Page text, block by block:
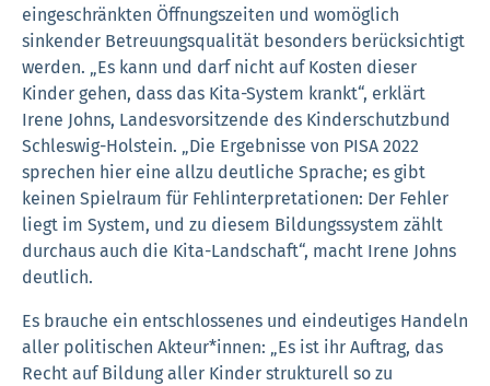
eingeschränkten Öffnungszeiten und womöglich
sinkender Betreuungsqualität besonders berücksichtigt
werden. „Es kann und darf nicht auf Kosten dieser
Kinder gehen, dass das Kita-System krankt“, erklärt
Irene Johns, Landesvorsitzende des Kinderschutzbund
Schleswig-Holstein. „Die Ergebnisse von PISA 2022
sprechen hier eine allzu deutliche Sprache; es gibt
keinen Spielraum für Fehlinterpretationen: Der Fehler
liegt im System, und zu diesem Bildungssystem zählt
durchaus auch die Kita-Landschaft“, macht Irene Johns
deutlich.
Es brauche ein entschlossenes und eindeutiges Handeln
aller politischen Akteur*innen: „Es ist ihr Auftrag, das
Recht auf Bildung aller Kinder strukturell so zu